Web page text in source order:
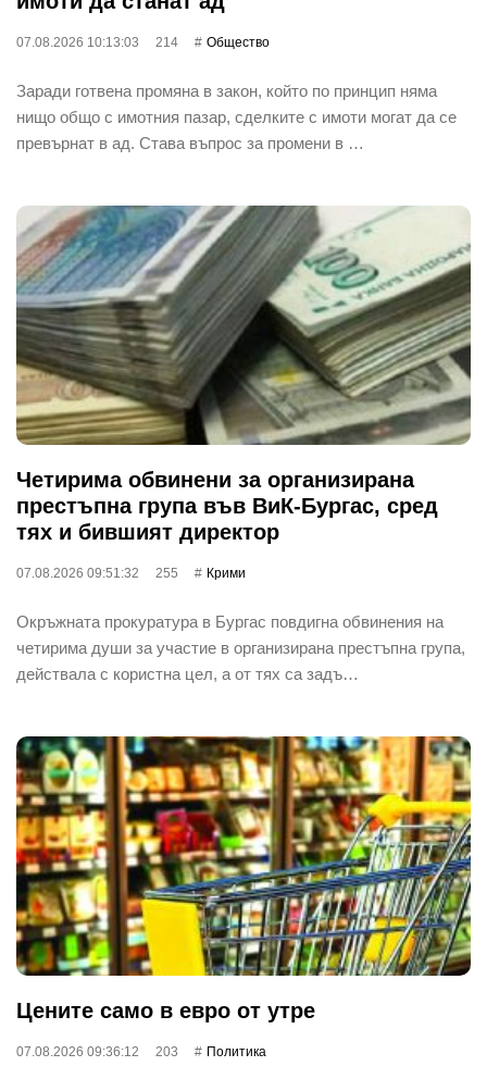
07.08.2026 10:13:03 214 Общество
Заради готвена промяна в закон, който по принцип няма
нищо общо с имотния пазар, сделките с имоти могат да се
превърнат в ад. Става въпрос за промени в …
Четирима обвинени за организирана
престъпна група във ВиК-Бургас, сред
тях и бившият директор
07.08.2026 09:51:32 255 Крими
Окръжната прокуратура в Бургас повдигна обвинения на
четирима души за участие в организирана престъпна група,
действала с користна цел, а от тях са задъ…
Цените само в евро от утре
07.08.2026 09:36:12 203 Политика